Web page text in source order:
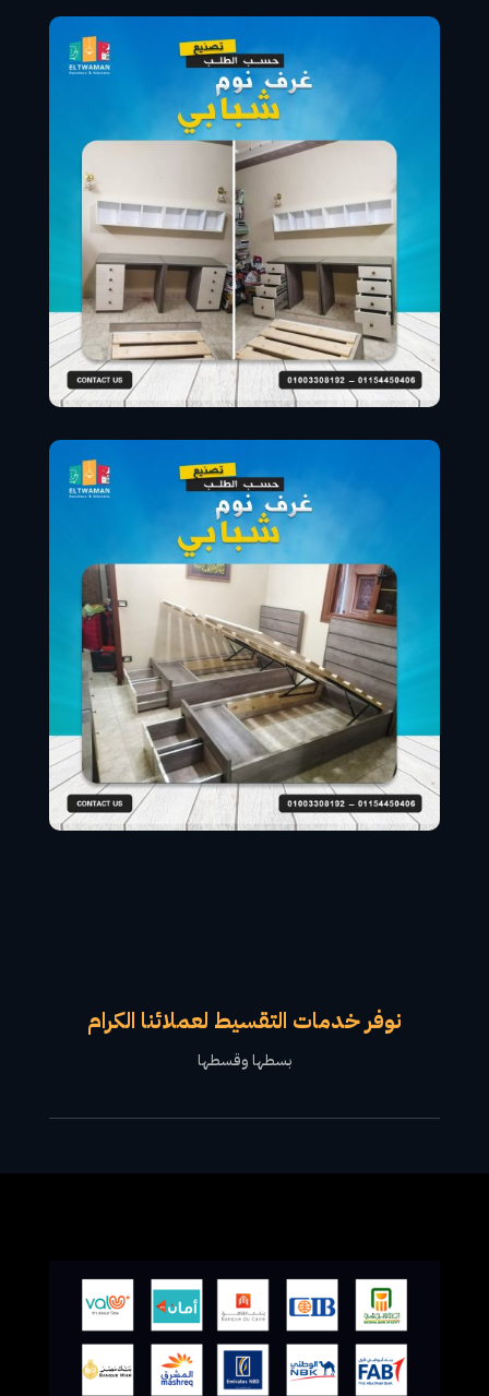
نوفر خدمات التقسيط لعملائنا الكرام
بسطها وقسطها